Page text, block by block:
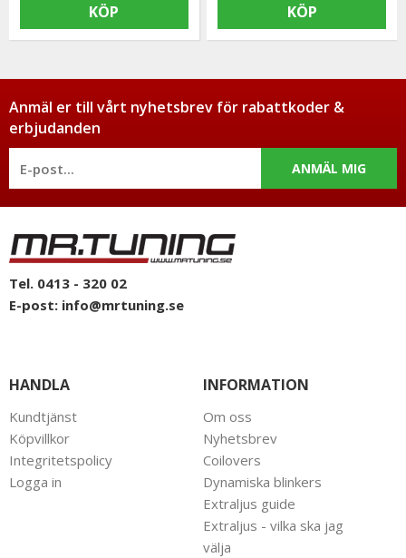
KÖP KÖP
Anmäl er till vårt nyhetsbrev för rabattkoder &
erbjudanden
ANMÄL MIG
Tel. 0413 - 320 02
E-post: info@mrtuning.se
HANDLA
Kundtjänst
Köpvillkor
Integritetspolicy
Logga in
INFORMATION
Om oss
Nyhetsbrev
Coilovers
Dynamiska blinkers
Extraljus guide
Extraljus - vilka ska jag
välja